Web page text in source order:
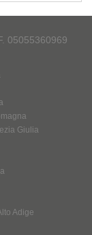
05055360969
Giulia
Adige